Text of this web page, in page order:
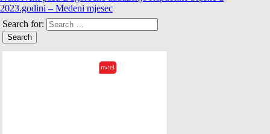
2023.godini – Medeni mjesec
Search for: